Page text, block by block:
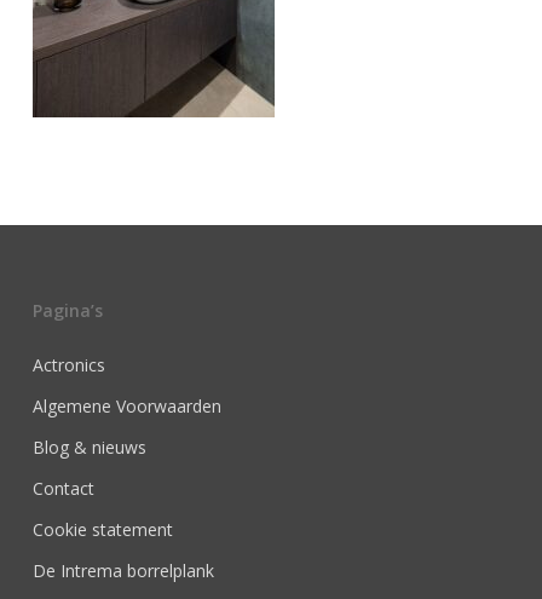
Pagina’s
Actronics
Algemene Voorwaarden
Blog & nieuws
Contact
Cookie statement
De Intrema borrelplank